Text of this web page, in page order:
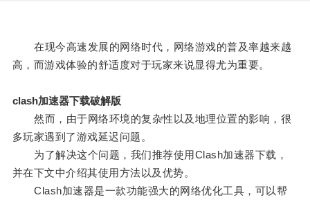
在现今高速发展的网络时代，网络游戏的普及率越来越
高，而游戏体验的舒适度对于玩家来说显得尤为重要。
clash加速器下载破解版
然而，由于网络环境的复杂性以及地理位置的影响，很
多玩家遇到了游戏延迟问题。
为了解决这个问题，我们推荐使用Clash加速器下载，
并在下文中介绍其使用方法以及优势。
Clash加速器是一款功能强大的网络优化工具，可以帮